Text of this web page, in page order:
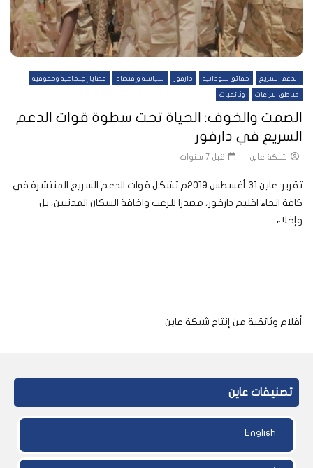
الدعم السريع حقائق سودانية دارفور سياسة وإقتصاد قضايا إجتماعية وحقوقية
مناطق النزاعات وثائقيات
الصمت والخوف: الحياة تحت سطوة قوات الدعم
السريع في دارفور
شبكة عاين قبل 7 سنوات
تقرير: عاين 31 أغسطس 2019م تشكل قوات الدعم السريع المنتشرة في
كافة انحاء اقليم دارفور، مصدرا للرعب واخافة السكان المدنيين، بل
وإخلاء...
أفلام وثائقية من إنتاج شبكة عاين
تصنيفات عاين
English